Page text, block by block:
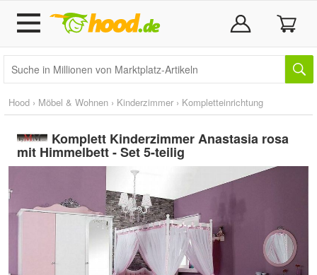
Hood › Möbel & Wohnen › Kinderzimmer › Kompletteinrichtung
Komplett Kinderzimmer Anastasia rosa
mit Himmelbett - Set 5-teilig